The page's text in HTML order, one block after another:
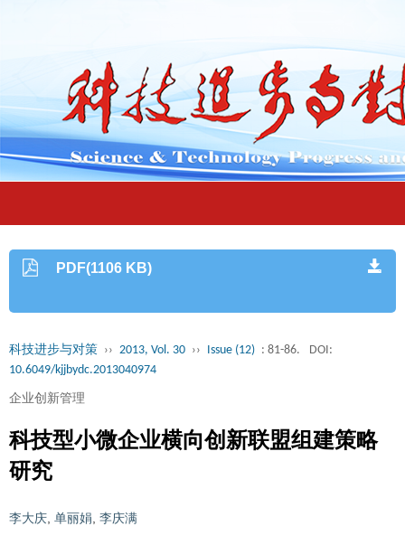
PDF(1106 KB)
科技进步与对策 ›› 2013, Vol. 30 ›› Issue (12) : 81-86.
DOI:
10.6049/kjjbydc.2013040974
企业创新管理
科技型小微企业横向创新联盟组建策略
研究
李大庆 单丽娟 李庆满